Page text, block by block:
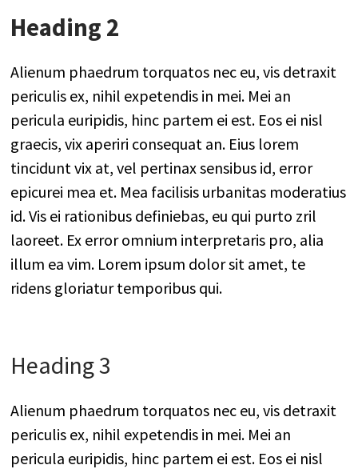
Heading 2
Alienum phaedrum torquatos nec eu, vis detraxit
periculis ex, nihil expetendis in mei. Mei an
pericula euripidis, hinc partem ei est. Eos ei nisl
graecis, vix aperiri consequat an. Eius lorem
tincidunt vix at, vel pertinax sensibus id, error
epicurei mea et. Mea facilisis urbanitas moderatius
id. Vis ei rationibus definiebas, eu qui purto zril
laoreet. Ex error omnium interpretaris pro, alia
illum ea vim. Lorem ipsum dolor sit amet, te
ridens gloriatur temporibus qui.
Heading 3
Alienum phaedrum torquatos nec eu, vis detraxit
periculis ex, nihil expetendis in mei. Mei an
pericula euripidis, hinc partem ei est. Eos ei nisl